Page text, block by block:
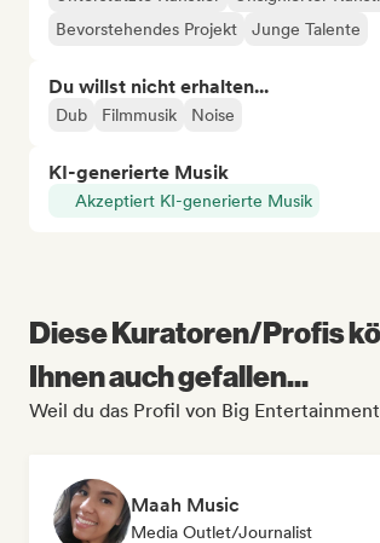
Bevorstehendes Projekt
Junge Talente
Du willst nicht erhalten...
Dub Filmmusik Noise
KI-generierte Musik
Akzeptiert KI-generierte Musik
Diese Kuratoren/Profis
Ihnen auch gefallen...
Weil du das Profil von Big
Maah Music
Media Outlet/Journalist